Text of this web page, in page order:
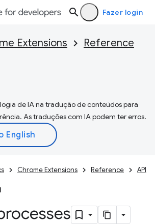
Fazer login
Extensions
Reference
de IA na tradução de conteúdos para
As traduções com IA podem ter erros.
Chrome Extensions Reference API